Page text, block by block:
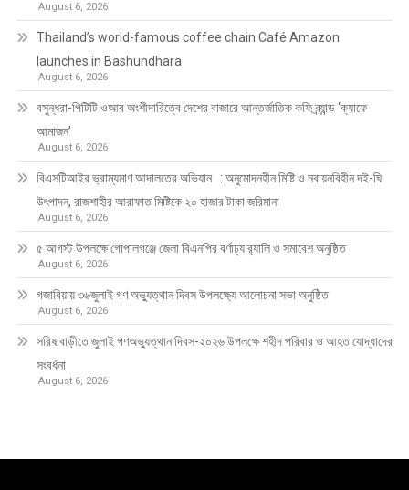
August 6, 2026
Thailand’s world-famous coffee chain Café Amazon
launches in Bashundhara
August 6, 2026
বসুন্ধরা-পিটিটি ওআর অংশীদারিত্বে দেশের বাজারে আন্তর্জাতিক কফি ব্র্যান্ড ‘ক্যাফে
আমাজন’
August 6, 2026
বিএসটিআইর ভ্রাম্যমাণ আদালতের অভিযান : অনুমোদনহীন মিষ্টি ও নবায়নবিহীন দই-ঘি
উৎপাদন, রাজশাহীর আরাফাত মিষ্টিকে ২০ হাজার টাকা জরিমানা
August 6, 2026
৫ আগস্ট উপলক্ষে গোপালগঞ্জে জেলা বিএনপির বর্ণাঢ্য র‍্যালি ও সমাবেশ অনুষ্ঠিত
August 6, 2026
গজারিয়ায় ৩৬জুলাই গণ অভ্যুত্থান দিবস উপলক্ষ্যে আলোচনা সভা অনুষ্ঠিত
August 6, 2026
সরিষাবাড়ীতে জুলাই গণঅভ্যুত্থান দিবস-২০২৬ উপলক্ষে শহীদ পরিবার ও আহত যোদ্ধাদের
সংবর্ধনা
August 6, 2026